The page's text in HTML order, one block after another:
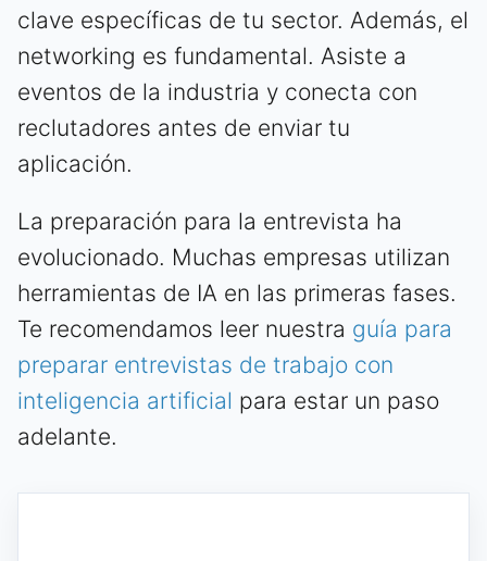
clave específicas de tu sector. Además, el
networking es fundamental. Asiste a
eventos de la industria y conecta con
reclutadores antes de enviar tu
aplicación.
La preparación para la entrevista ha
evolucionado. Muchas empresas utilizan
herramientas de IA en las primeras fases.
Te recomendamos leer nuestra guía para
preparar entrevistas de trabajo con
inteligencia artificial para estar un paso
adelante.